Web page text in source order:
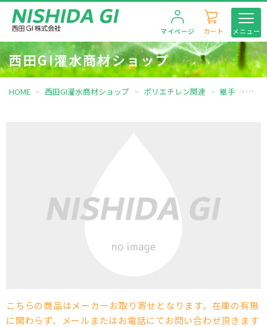
メニュー
カート
マイページ
西田GI灌水商材ショップ
HOME 西田GI灌水商材ショップ ポリエチレン関連 継手 90ﾟ
こちらの商品はメーカーお取り寄せとなります。在庫の有無
に関わらず、メールまたはお電話にてお問い合わせ頂きます